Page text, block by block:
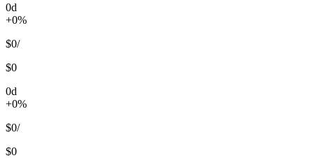
0d
+0%
$0/
$0
0d
+0%
$0/
$0